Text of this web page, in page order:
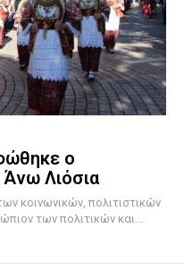
ο
Λιόσια
κοινωνικών, πολιτιστικών
των πολιτικών και...